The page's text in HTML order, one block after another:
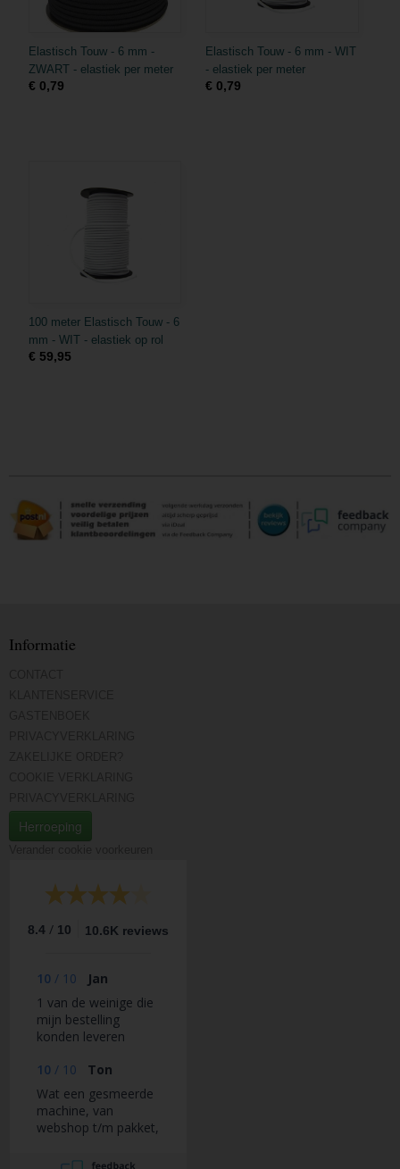
Elastisch Touw - 6 mm -
ZWART - elastiek per meter
€ 0,79
Elastisch Touw - 6 mm - WIT
- elastiek per meter
€ 0,79
100 meter Elastisch Touw - 6
mm - WIT - elastiek op rol
€ 59,95
Informatie
Herroeping
8.4 / 10 10.6K reviews
10 / 10
Jan
1 van de weinige die
mijn bestelling
konden leveren
10 / 10
Ton
Wat een gesmeerde
machine, van
webshop t/m pakket,
aflevering super